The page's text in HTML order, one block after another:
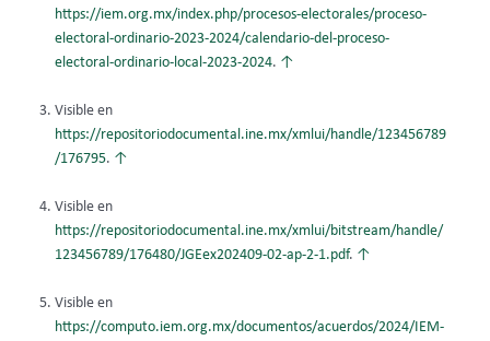
https://iem.org.mx/index.php/procesos-electorales/proceso-
electoral-ordinario-2023-2024/calendario-del-proceso-
electoral-ordinario-local-2023-2024. ↑
Visible en
https://repositoriodocumental.ine.mx/xmlui/handle/123456789
/176795. ↑
Visible en
https://repositoriodocumental.ine.mx/xmlui/bitstream/handle/
123456789/176480/JGEex202409-02-ap-2-1.pdf. ↑
Visible en
https://computo.iem.org.mx/documentos/acuerdos/2024/IEM-